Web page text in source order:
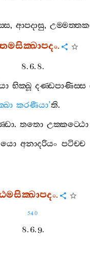
, ආපදාසු,
.
8. 6. 8.
භික‍්ඛූ දණ‍්ඩපාණිස‍්ස
කරණීයා’ති.
. තතො උක‍්කට‍්ඨො
යො අනාදරියං පටිච‍්ච
.
540
8. 6. 9.